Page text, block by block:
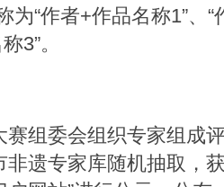
为“作者+作品名称1”、
3”。
赛组委会组织专家组成
遗专家库随机抽取，